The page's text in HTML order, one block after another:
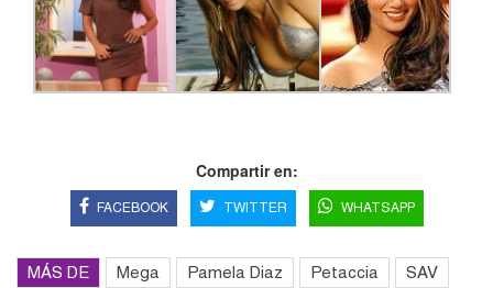
Compartir en:
FACEBOOK TWITTER WHATSAPP
MÁS DE Mega Pamela Diaz Petaccia SAV